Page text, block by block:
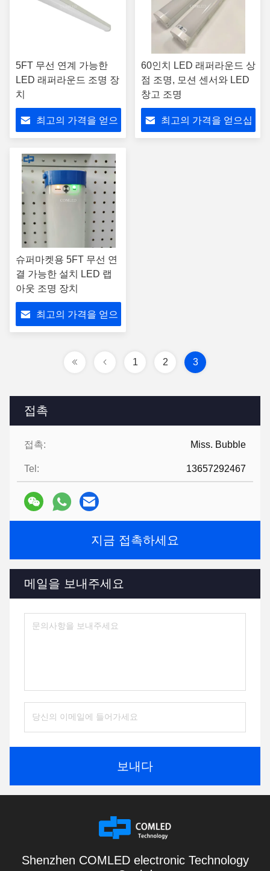
접촉
접촉: Miss. Bubble
Tel: 13657292467
지금 접촉하세요
메일을 보내주세요
보내다
5FT 무선 연계 가능한
LED 래퍼라운드 조명 장
치
최고의 가격을 얻으
60인치 LED 래퍼라운드 상
점 조명, 모션 센서와 LED
창고 조명
최고의 가격을 얻으십
슈퍼마켓용 5FT 무선 연
결 가능한 설치 LED 랩
아웃 조명 장치
최고의 가격을 얻으
1 2 3
Shenzhen COMLED electronic Technology